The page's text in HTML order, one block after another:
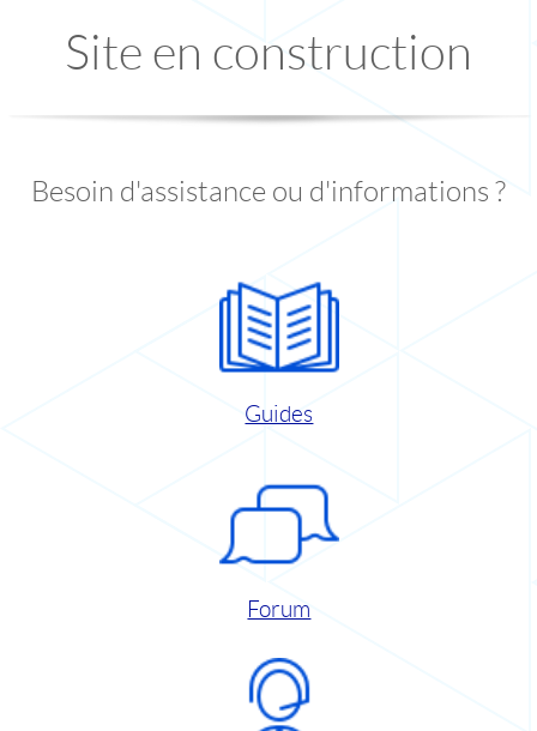
Site en construction
Besoin d'assistance ou d'informations ?
Guides
Forum